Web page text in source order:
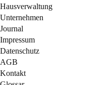
Hausverwaltung
Unternehmen
Journal
Impressum
Datenschutz
AGB
Kontakt